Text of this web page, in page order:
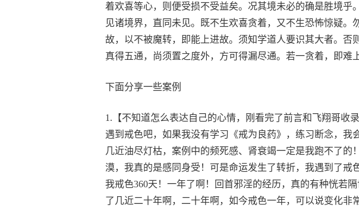
着欢喜等心，则便受损不受益矣。况其境未必的确是胜境乎
见诸境界，直同未见。既不生欢喜贪着，又不生恐怖惊疑。
故，以不被魔转，即能上进故。须知学道人要识其大者。否
真得五通，尚须置之度外，方可得漏尽通。若一贪着，即难
下面分享一些案例
1.【不知道怎么表达自己的心情，刚看完了前言和飞翔哥收
遇到戒色吧，如果我没有学习《戒为良药》，练习断念，我
几近油尽灯枯，案例中的频死感、肾衰竭一定是我跑不了的
漠，我真的是感同身受！可是命运发生了转折，我遇到了戒
我戒色360天！一年了啊！回首邪淫的经历，真的有种恍若
了几近二十年啊，二十年啊，如今戒色一年，可以说变化非